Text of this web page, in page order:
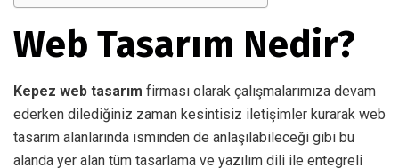
Web Tasarım Nedir?
Kepez web tasarım firması olarak çalışmalarımıza devam
ederken dilediğiniz zaman kesintisiz iletişimler kurarak web
tasarım alanlarında isminden de anlaşılabileceği gibi bu
alanda yer alan tüm tasarlama ve yazılım dili ile entegreli